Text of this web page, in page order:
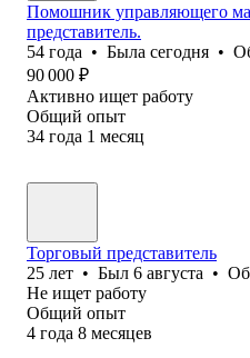
Помошник управляющего
представитель.
54 года • Была сегодня •
90 000 ₽
Активно ищет работу
Общий опыт
34 года 1 месяц
Торговый представитель
25 лет • Был 6 августа •
Не ищет работу
Общий опыт
4 года 8 месяцев